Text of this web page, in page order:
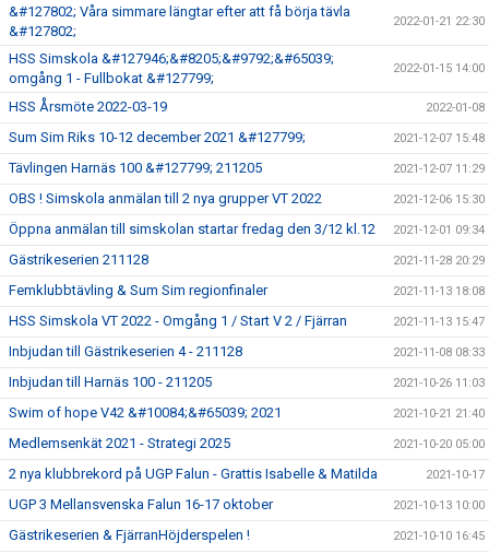
&#127802; Våra simmare längtar efter att få börja tävla
&#127802;
2022-01-21 22:30
HSS Simskola &#127946;&#8205;&#9792;&#65039;
omgång 1 - Fullbokat &#127799;
2022-01-15 14:00
HSS Årsmöte 2022-03-19 2022-01-08
Sum Sim Riks 10-12 december 2021 &#127799; 2021-12-07 15:48
Tävlingen Harnäs 100 &#127799; 211205 2021-12-07 11:29
OBS ! Simskola anmälan till 2 nya grupper VT 2022 2021-12-06 15:30
Öppna anmälan till simskolan startar fredag den 3/12 kl.12 2021-12-01 09:34
Gästrikeserien 211128 2021-11-28 20:29
Femklubbtävling & Sum Sim regionfinaler 2021-11-13 18:08
HSS Simskola VT 2022 - Omgång 1 / Start V 2 / Fjärran 2021-11-13 15:47
Inbjudan till Gästrikeserien 4 - 211128 2021-11-08 08:33
Inbjudan till Harnäs 100 - 211205 2021-10-26 11:03
Swim of hope V42 &#10084;&#65039; 2021 2021-10-21 21:40
Medlemsenkät 2021 - Strategi 2025 2021-10-20 05:00
2 nya klubbrekord på UGP Falun - Grattis Isabelle & Matilda 2021-10-17
UGP 3 Mellansvenska Falun 16-17 oktober 2021-10-13 10:00
Gästrikeserien & FjärranHöjderspelen ! 2021-10-10 16:45